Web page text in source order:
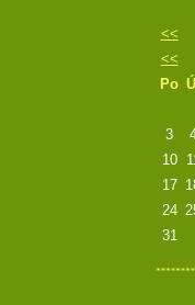
<<
<<
Po
3
10
17
24
31